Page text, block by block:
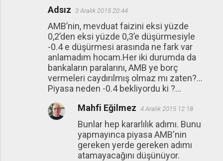
Adsız 3 Aralık 2015 20:44
AMB’nin, mevduat faizini eksi yüzde
0,2’den eksi yüzde 0,3’e düşürmesiyle
-0.4 e düşürmesi arasında ne fark var
anlamadım hocam.Her iki durumda da
bankaların paralarını, AMB ye borç
vermeleri caydırılmış olmaz mı zaten?...
Piyasa neden -0.4 bekliyordu ki ?...
Mahfi Eğilmez 4 Aralık 2015 12:18
Bunlar hep kararlılık adımı. Bunu
yapmayınca piyasa AMB'nin
gereken yerde gereken adımı
atamayacağını düşünüyor.